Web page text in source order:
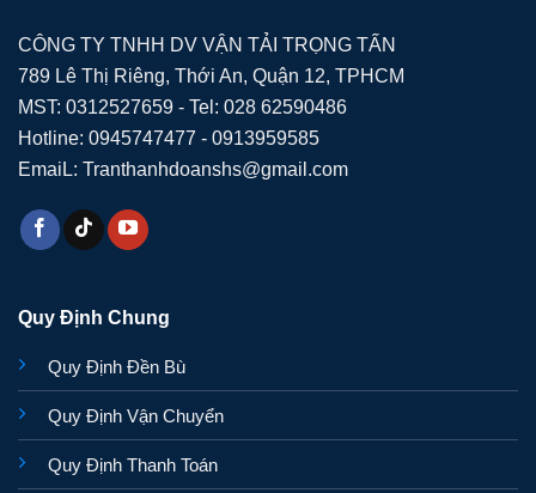
CÔNG TY TNHH DV VẬN TẢI TRỌNG TẤN
789 Lê Thị Riêng, Thới An, Quận 12, TPHCM
MST: 0312527659 - Tel: 028 62590486
Hotline: 0945747477 - 0913959585
EmaiL: Tranthanhdoanshs@gmail.com
Quy Định Chung
Quy Định Đền Bù
Quy Định Vận Chuyển
Quy Định Thanh Toán